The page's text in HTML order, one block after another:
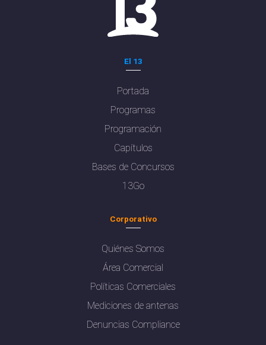
El 13
Portada
Programas
Programación
Capítulos
Bases de Concursos
13Go
Corporativo
Quiénes Somos
Área Comercial
Políticas Comerciales
Mediciones de antenas
Denuncias Compliance